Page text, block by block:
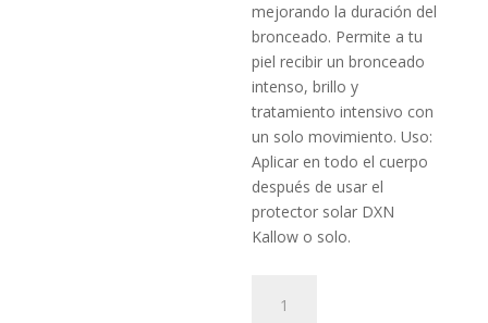
mejorando la duración del
bronceado. Permite a tu
piel recibir un bronceado
intenso, brillo y
tratamiento intensivo con
un solo movimiento. Uso:
Aplicar en todo el cuerpo
después de usar el
protector solar DXN
Kallow o solo.
Kallow